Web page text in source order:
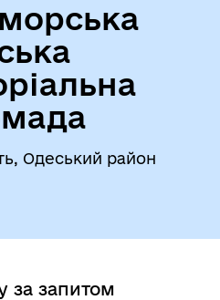
Одеський район
за запитом